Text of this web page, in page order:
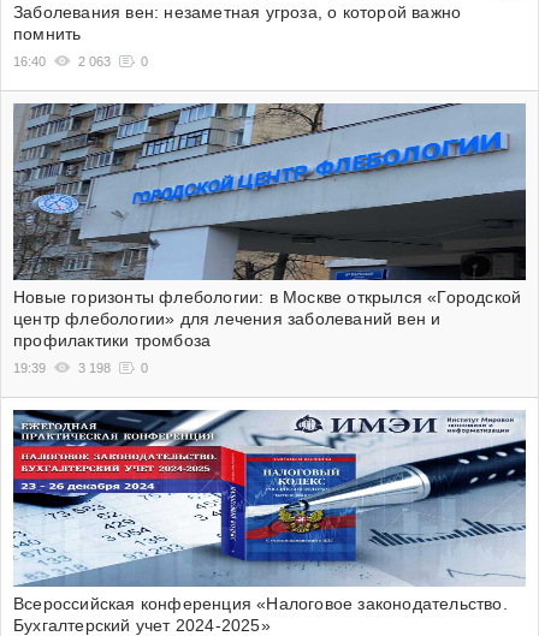
Заболевания вен: незаметная угроза, о которой важно
помнить
16:40 2 063 0
Новые горизонты флебологии: в Москве открылся «Городской
центр флебологии» для лечения заболеваний вен и
профилактики тромбоза
19:39 3 198 0
Всероссийская конференция «Налоговое законодательство.
Бухгалтерский учет 2024-2025»